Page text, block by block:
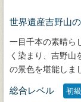
世界遺産吉野山
一目千本の素晴ら
く染まり、吉野山
の景色を堪能しま
総合レベル 初級